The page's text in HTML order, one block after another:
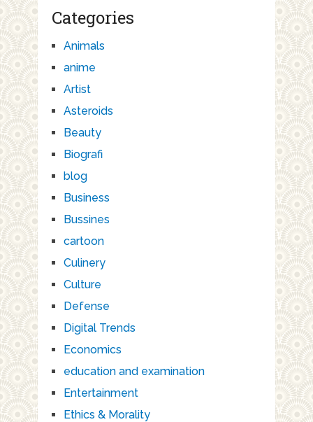
Categories
Animals
anime
Artist
Asteroids
Beauty
Biografi
blog
Business
Bussines
cartoon
Culinery
Culture
Defense
Digital Trends
Economics
education and examination
Entertainment
Ethics & Morality